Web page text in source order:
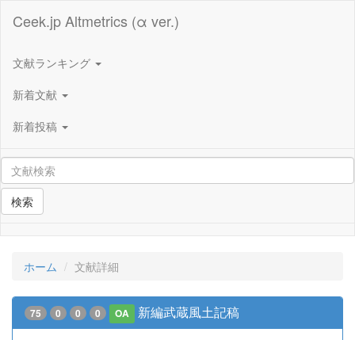
Ceek.jp Altmetrics (α ver.)
文献ランキング
新着文献
新着投稿
検索
ホーム 文献詳細
75 0 0 0 OA 新編武蔵風土記稿